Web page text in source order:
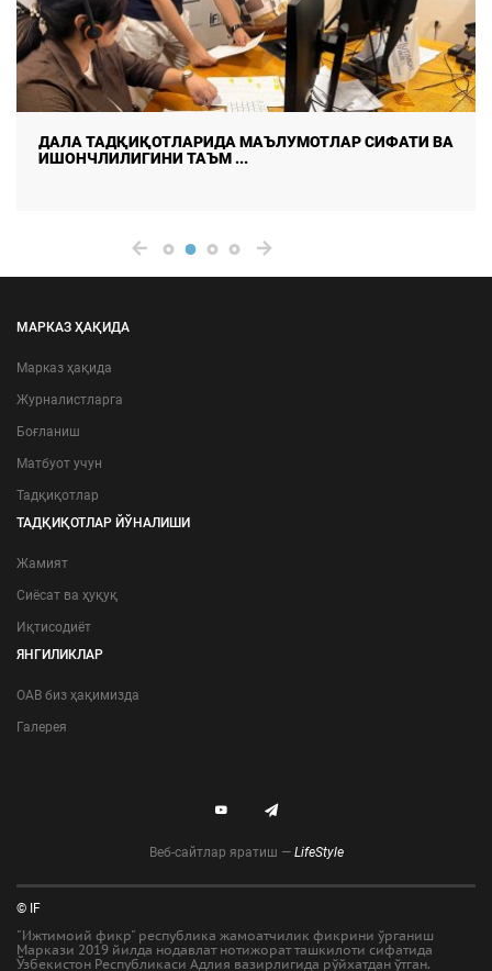
ДАЛА ТАДҚИҚОТЛАРИДА МАЪЛУМОТЛАР СИФАТИ ВА
ИШОНЧЛИЛИГИНИ ТАЪМ ...
МАРКАЗ ҲАҚИДА
Марказ ҳақида
Журналистларга
Боғланиш
Матбуот учун
Тадқиқотлар
ТАДҚИҚОТЛАР ЙЎНАЛИШИ
Жамият
Сиёсат ва ҳуқуқ
Иқтисодиёт
ЯНГИЛИКЛАР
ОАВ биз ҳақимизда
Галерея
Веб-сайтлар яратиш — LifeStyle
© IF
"Ижтимоий фикр" республика жамоатчилик фикрини ўрганиш
Маркази 2019 йилда нодавлат нотижорат ташкилоти сифатида
Ўзбекистон Республикаси Адлия вазирлигида рўйхатдан ўтган.